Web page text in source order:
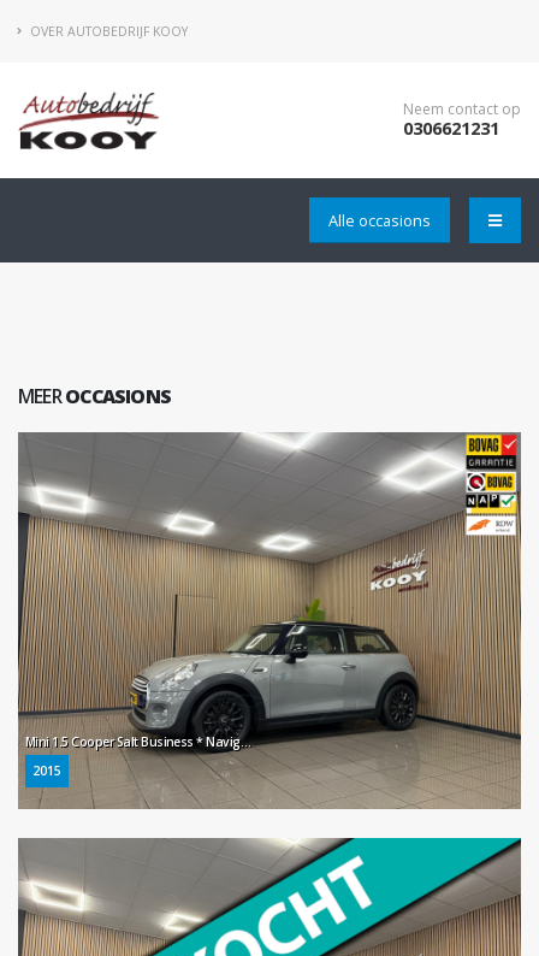
OVER AUTOBEDRIJF KOOY
Neem contact op
0306621231
Alle occasions
MEEROCCASIONS
Mini 1.5 Cooper Salt Business * Navigatie / Cruise control / LM Velgen / NL Auto *
2015